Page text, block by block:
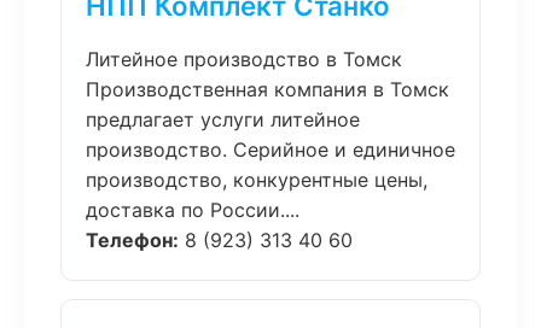
Литейное производство в Томск
Производственная компания в Томск
предлагает услуги литейное
производство. Серийное и единичное
производство, конкурентные цены,
доставка по России....
Телефон: 8 (923) 313 40 60